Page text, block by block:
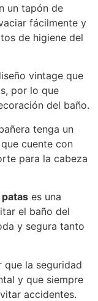
un tapón de
fácilmente y
de higiene del
vintage que
por lo que
del baño.
tenga un
cuente con
para la cabeza
es una
el baño del
y segura tanto
que la seguridad
y que siempre
accidentes.